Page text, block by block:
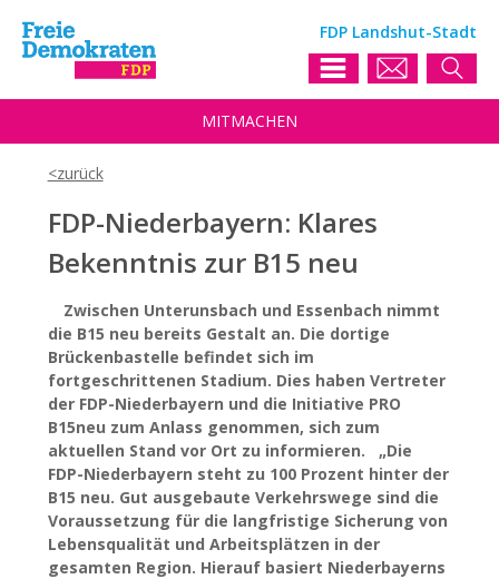
FDP Landshut-Stadt
MITMACHEN
FDP-Niederbayern: Klares
Bekenntnis zur B15 neu
Zwischen Unterunsbach und Essenbach nimmt
die B15 neu bereits Gestalt an. Die dortige
Brückenbastelle befindet sich im
fortgeschrittenen Stadium. Dies haben Vertreter
der FDP-Niederbayern und die Initiative PRO
B15neu zum Anlass genommen, sich zum
aktuellen Stand vor Ort zu informieren. „Die
FDP-Niederbayern steht zu 100 Prozent hinter der
B15 neu. Gut ausgebaute Verkehrswege sind die
Voraussetzung für die langfristige Sicherung von
Lebensqualität und Arbeitsplätzen in der
gesamten Region. Hierauf basiert Niederbayerns